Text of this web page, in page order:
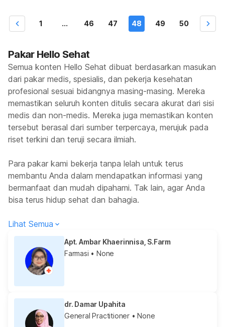
1 ... 46 47 48 49 50
Pakar Hello Sehat
Semua konten Hello Sehat dibuat berdasarkan masukan
dari pakar medis, spesialis, dan pekerja kesehatan
profesional sesuai bidangnya masing-masing. Mereka
memastikan seluruh konten ditulis secara akurat dari sisi
medis dan non-medis. Mereka juga memastikan konten
tersebut berasal dari sumber terpercaya, merujuk pada
riset terkini dan teruji secara ilmiah.
Para pakar kami bekerja tanpa lelah untuk terus
membantu Anda dalam mendapatkan informasi yang
bermanfaat dan mudah dipahami. Tak lain, agar Anda
bisa terus hidup sehat dan bahagia.
Lihat Semua
Apt. Ambar Khaerinnisa, S.Farm
Farmasi • None
dr. Damar Upahita
General Practitioner • None